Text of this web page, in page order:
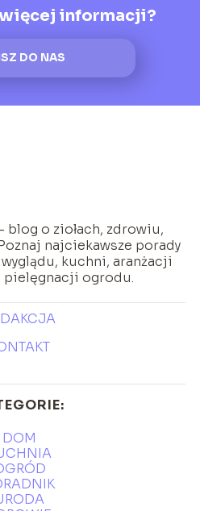
informacji?
DO NAS
blog o ziołach, zdrowiu,
najciekawsze porady
kuchni, aranżacji
pielęgnacji ogrodu.
DOM